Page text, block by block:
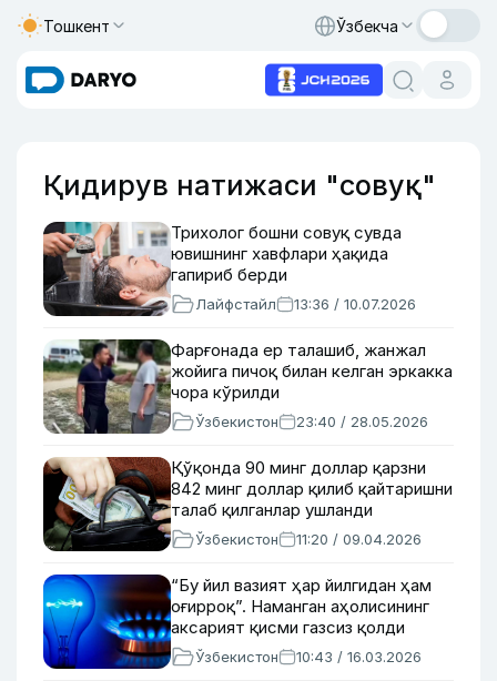
Тошкент Ўзбекча
Қидирув натижаси "совуқ"
Трихолог бошни совуқ сувда
ювишнинг хавфлари ҳақида
гапириб берди
Лайфстайл 13:36 / 10.07.2026
Фарғонада ер талашиб, жанжал
жойига пичоқ билан келган эркакка
чора кўрилди
Ўзбекистон 23:40 / 28.05.2026
Қўқонда 90 минг доллар қарзни
842 минг доллар қилиб қайтаришни
талаб қилганлар ушланди
Ўзбекистон 11:20 / 09.04.2026
“Бу йил вазият ҳар йилгидан ҳам
оғирроқ”. Наманган аҳолисининг
аксарият қисми газсиз қолди
Ўзбекистон 10:43 / 16.03.2026